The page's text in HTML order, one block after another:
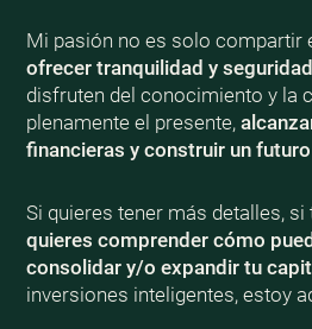
Mi pasión no es solo compartir
ofrecer tranquilidad y seguridad
disfruten del conocimiento y la
plenamente el presente,
financieras y construir un
Si quieres tener más detalles, si
quieres comprender cómo
consolidar y/o expandir tu
inversiones inteligentes, estoy